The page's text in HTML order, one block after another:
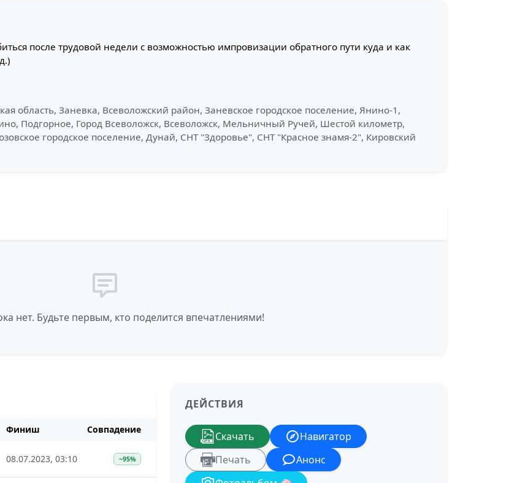
после трудовой недели с возможностью импровизации обратного пути куда и как
область, Заневка, Всеволожский район, Заневское городское поселение, Янино-1,
Подгорное, Город Всеволожск, Всеволожск, Мельничный Ручей, Шестой километр,
городское поселение, Дунай, СНТ "Здоровье", СНТ "Красное знамя-2", Кировский
нет. Будьте первым, кто поделится впечатлениями!
Финиш
Совпадение
08.07.2023, 03:10 ~95%
ДЕЙСТВИЯ
Скачать
Навигатор
Печать
Анонс